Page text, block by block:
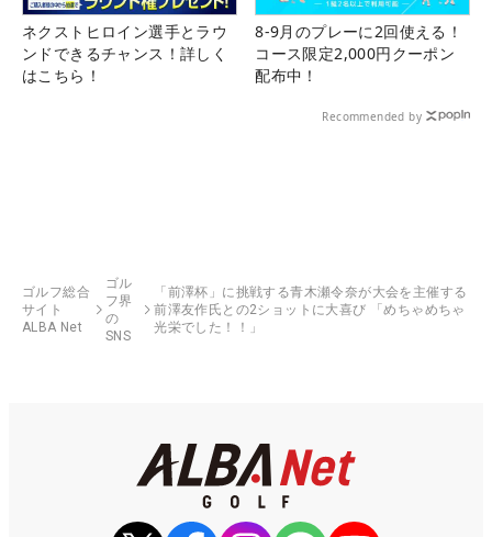
ネクストヒロイン選手とラウ
ンドできるチャンス！詳しく
はこちら！
8-9月のプレーに2回使える！
コース限定2,000円クーポン
配布中！
Recommended by
ゴルフ総合
サイト
ALBA Net
ゴル
フ界
の
SNS
「前澤杯」に挑戦する青木瀬令奈が大会を主催する
前澤友作氏との2ショットに大喜び 「めちゃめちゃ
光栄でした！！」